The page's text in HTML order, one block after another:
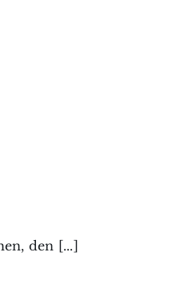
den [...]